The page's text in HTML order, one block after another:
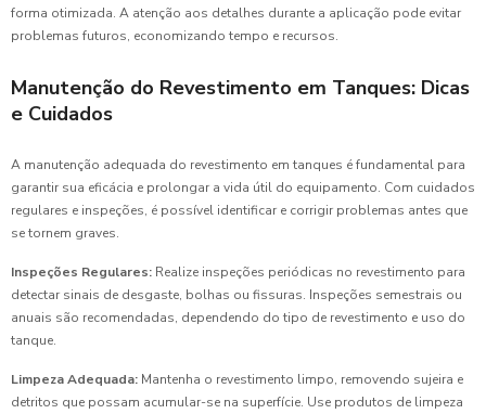
forma otimizada. A atenção aos detalhes durante a aplicação pode evitar
problemas futuros, economizando tempo e recursos.
Manutenção do Revestimento em Tanques: Dicas
e Cuidados
A manutenção adequada do revestimento em tanques é fundamental para
garantir sua eficácia e prolongar a vida útil do equipamento. Com cuidados
regulares e inspeções, é possível identificar e corrigir problemas antes que
se tornem graves.
Inspeções Regulares: Realize inspeções periódicas no revestimento para
detectar sinais de desgaste, bolhas ou fissuras. Inspeções semestrais ou
anuais são recomendadas, dependendo do tipo de revestimento e uso do
tanque.
Limpeza Adequada: Mantenha o revestimento limpo, removendo sujeira e
detritos que possam acumular-se na superfície. Use produtos de limpeza